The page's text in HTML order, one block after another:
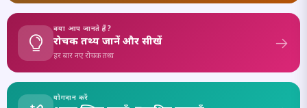
क्या आप जानते हैं?
रोचक तथ्य जानें और सीखें
हर बार नए रोचक तथ्य
योगदान करें